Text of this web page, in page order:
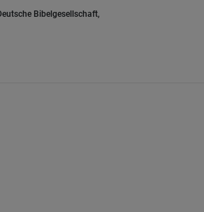
Bibelgesellschaft,